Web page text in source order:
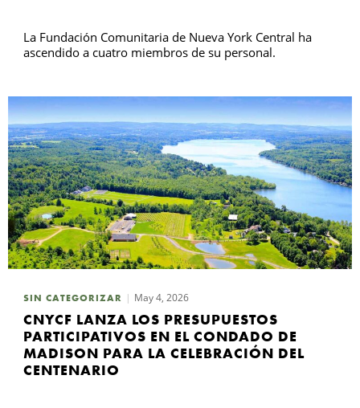
La Fundación Comunitaria de Nueva York Central ha
ascendido a cuatro miembros de su personal.
SIN CATEGORIZAR May 4, 2026
CNYCF LANZA LOS PRESUPUESTOS
PARTICIPATIVOS EN EL CONDADO DE
MADISON PARA LA CELEBRACIÓN DEL
CENTENARIO